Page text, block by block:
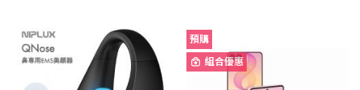
預購
組合優惠